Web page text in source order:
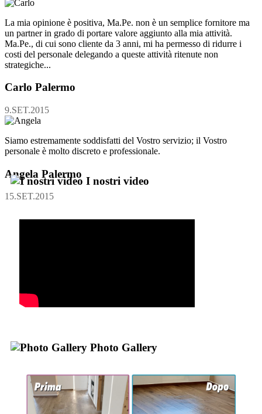
La mia opinione è positiva, Ma.Pe. non è un semplice fornitore ma
un partner in grado di portare valore aggiunto alla mia attività.
Ma.Pe., di cui sono cliente da 3 anni, mi ha permesso di ridurre i
costi del personale delegando a queste attività ritenute non
strategiche...
Carlo Palermo
9.SET.2015
Siamo estremamente soddisfatti del Vostro servizio; il Vostro
personale è molto discreto e professionale.
Angela Palermo
15.SET.2015
I nostri video
Photo Gallery